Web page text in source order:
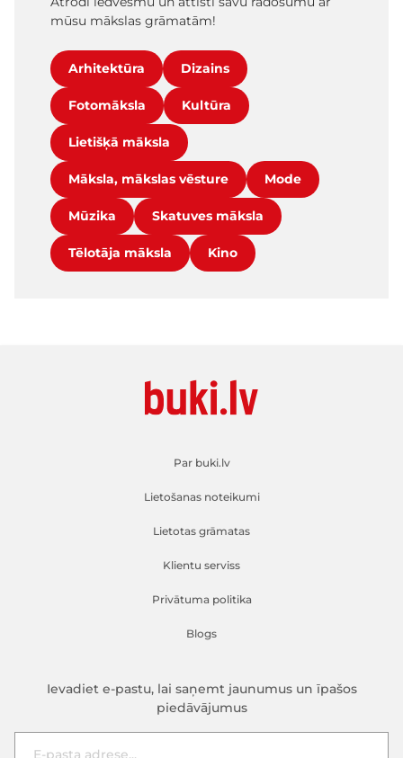
mūsu mākslas grāmatām!
Arhitektūra Dizains
Fotomāksla Kultūra
Lietišķā māksla
Māksla, mākslas vēsture Mode
Mūzika Skatuves māksla
Tēlotāja māksla Kino
Par buki.lv
Lietošanas noteikumi
Lietotas grāmatas
Klientu serviss
Privātuma politika
Blogs
Ievadiet e-pastu, lai saņemt jaunumus un īpašos
piedāvājumus